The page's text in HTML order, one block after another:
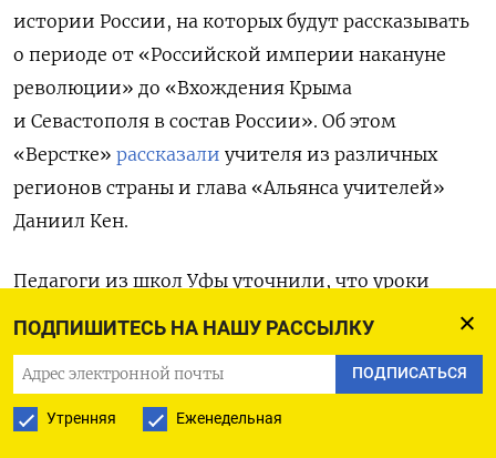
ПОДПИШИТЕСЬ НА НАШУ РАССЫЛКУ
ПОДПИСАТЬСЯ
Утренняя Еженедельная
истории России, на которых будут рассказывать
о периоде от «Российской империи накануне
революции» до «Вхождения Крыма
и Севастополя в состав России». Об этом
«Верстке» рассказали учителя из различных
регионов страны и глава «Альянса учителей»
Даниил Кен.
Педагоги из школ Уфы уточнили, что уроки
новейшей истории стали обязательными, хотя
время. Вместо этого дополнительные часы
выделены внеурочно.